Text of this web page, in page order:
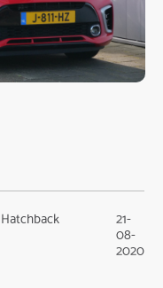
Hatchback 21-
08-
2020